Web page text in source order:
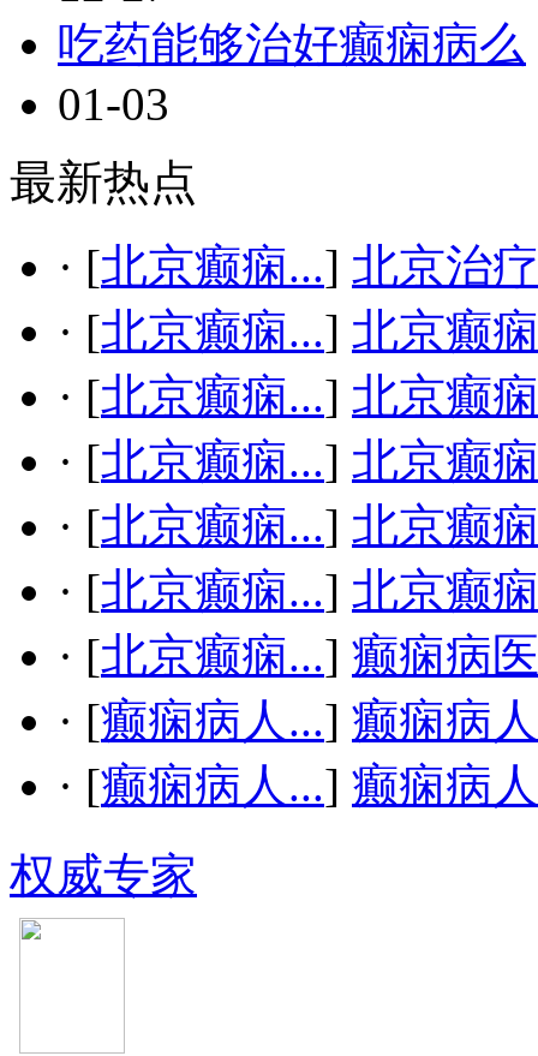
吃药能够治好癫痫病么
01-03
最新热点
· [北京癫痫...] 北京治
· [北京癫痫...] 北京癫
· [北京癫痫...] 北京癫
· [北京癫痫...] 北京癫
· [北京癫痫...] 北京癫
· [北京癫痫...] 北京癫
· [北京癫痫...] 癫痫病
· [癫痫病人...] 癫痫病
· [癫痫病人...] 癫痫病
权威专家